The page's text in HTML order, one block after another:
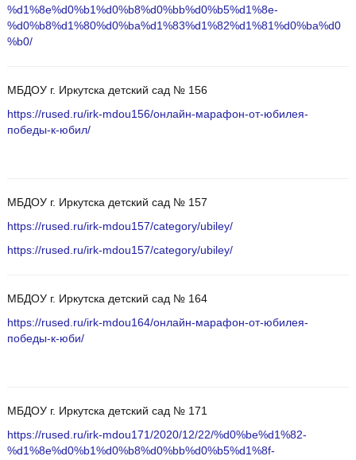
%d1%8e%d0%b1%d0%b8%d0%bb%d0%b5%d1%8e-
%d0%b8%d1%80%d0%ba%d1%83%d1%82%d1%81%d0%ba%d0
%b0/
МБДОУ г. Иркутска детский сад № 156
https://rused.ru/irk-mdou156/онлайн-марафон-от-юбилея-
победы-к-юбил/
МБДОУ г. Иркутска детский сад № 157
https://rused.ru/irk-mdou157/category/ubiley/
https://rused.ru/irk-mdou157/category/ubiley/
МБДОУ г. Иркутска детский сад № 164
https://rused.ru/irk-mdou164/онлайн-марафон-от-юбилея-
победы-к-юби/
МБДОУ г. Иркутска детский сад № 171
https://rused.ru/irk-mdou171/2020/12/22/%d0%be%d1%82-
%d1%8e%d0%b1%d0%b8%d0%bb%d0%b5%d1%8f-